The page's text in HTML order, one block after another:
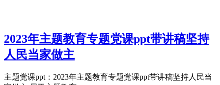
2023年主题教育专题党课ppt带讲稿坚持
人民当家做主
主题党课ppt：2023年主题教育专题党课ppt带讲稿坚持人民当